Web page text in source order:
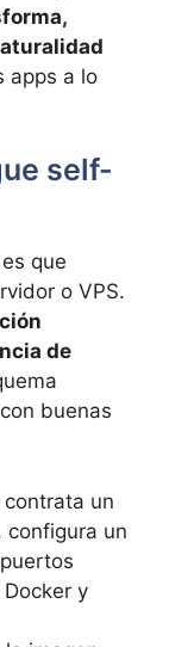
apps a lo
self-
que
o VPS.
de
buenas
contrata un
configura un
y